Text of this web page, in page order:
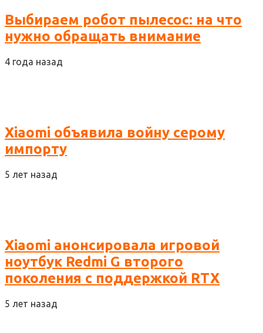
Выбираем робот пылесос: на что
нужно обращать внимание
4 года назад
Xiaomi объявила войну серому
импорту
5 лет назад
Xiaomi анонсировала игровой
ноутбук Redmi G второго
поколения с поддержкой RTX
5 лет назад